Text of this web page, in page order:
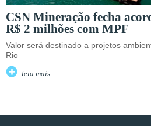
CSN Mineração fecha
R$ 2 milhões com MPF
Valor será destinado a projetos
Rio
leia mais